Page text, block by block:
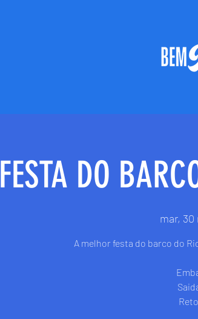
FESTA DO
mar, 30
A melhor festa do barco do